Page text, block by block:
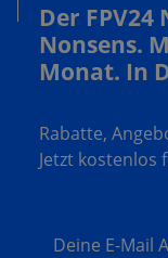
Der
Nonsens.
Monat. In
Rabatte,
Jetzt kostenlos
Deine E-Mail